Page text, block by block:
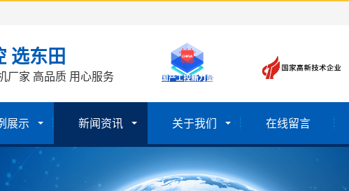
选东田
厂家 高品质 用心服务
展示 新闻资讯 关于我们 在线留言